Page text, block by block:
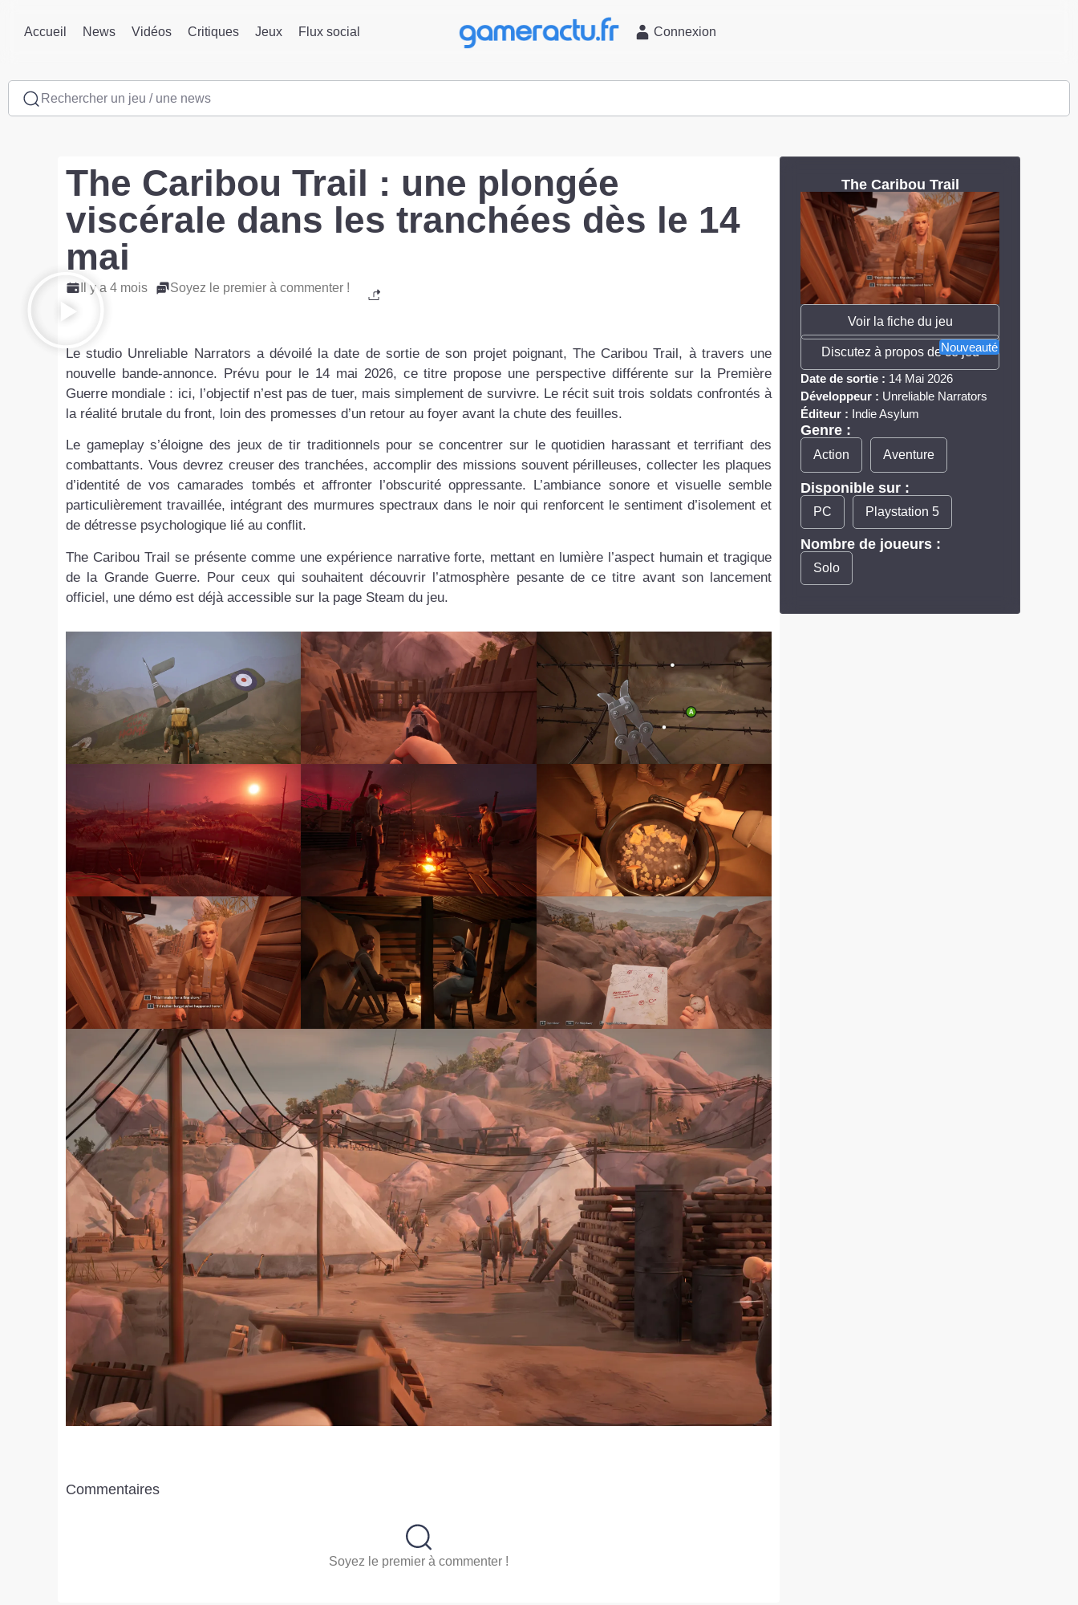
Accueil News Vidéos Critiques Jeux Flux social Connexion
Rechercher un jeu / une news
The Caribou Trail : une plongée
viscérale dans les tranchées dès le 14
mai
Il y a 4 mois Soyez le premier à commenter !
Le studio Unreliable Narrators a dévoilé la date de sortie de son projet poignant, The Caribou Trail, à travers une
nouvelle bande-annonce. Prévu pour le 14 mai 2026, ce titre propose une perspective différente sur la Première
Guerre mondiale : ici, l’objectif n’est pas de tuer, mais simplement de survivre. Le récit suit trois soldats confrontés à
la réalité brutale du front, loin des promesses d’un retour au foyer avant la chute des feuilles.
Le gameplay s’éloigne des jeux de tir traditionnels pour se concentrer sur le quotidien harassant et terrifiant des
combattants. Vous devrez creuser des tranchées, accomplir des missions souvent périlleuses, collecter les plaques
d’identité de vos camarades tombés et affronter l’obscurité oppressante. L’ambiance sonore et visuelle semble
particulièrement travaillée, intégrant des murmures spectraux dans le noir qui renforcent le sentiment d’isolement et
de détresse psychologique lié au conflit.
The Caribou Trail se présente comme une expérience narrative forte, mettant en lumière l’aspect humain et tragique
de la Grande Guerre. Pour ceux qui souhaitent découvrir l’atmosphère pesante de ce titre avant son lancement
officiel, une démo est déjà accessible sur la page Steam du jeu.
Commentaires
Soyez le premier à commenter !
The Caribou Trail
Voir la fiche du jeu
Nouveauté
Discutez à propos de ce jeu
Date de sortie : 14 Mai 2026
Développeur : Unreliable Narrators
Éditeur : Indie Asylum
Genre :
Action Aventure
Disponible sur :
PC Playstation 5
Nombre de joueurs :
Solo